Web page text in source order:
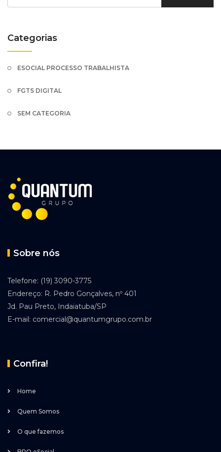
Categorias
ESOCIAL PROCESSO TRABALHISTA
FGTS DIGITAL
SEM CATEGORIA
Sobre nós
Telefone: (19) 3090-3775
Endereço: R. Pedro Gonçalves, nº 401
Jd. Pau Preto, Indaiatuba/SP
E-mail: comercial@quantumgrupo.com.br
Confira!
Home
Quem Somos
O que fazemos